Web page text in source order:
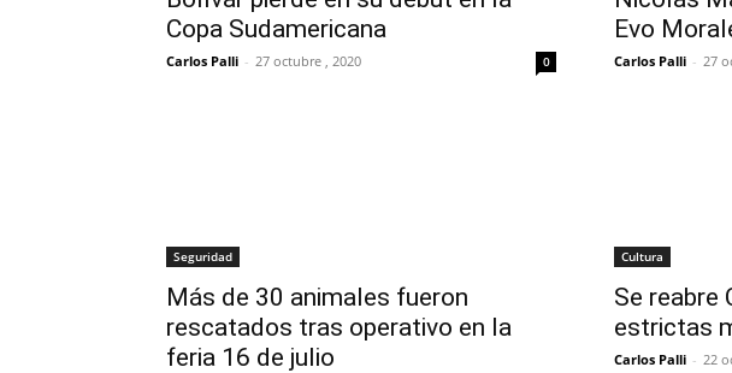
Copa Sudamericana
Carlos Palli - 27 octubre , 2020 0
Evo
Carlos Palli - 27
Seguridad
Más de 30 animales fueron
rescatados tras operativo en la
feria 16 de julio
Cultura
Se reabre
estrictas
Carlos Palli - 22